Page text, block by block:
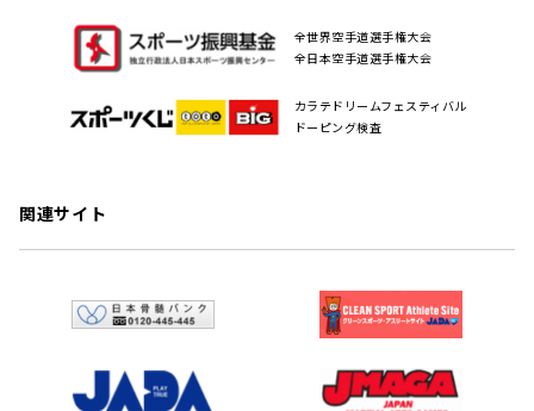
全世界空手道選手権大会
全日本空手道選手権大会
カラテドリームフェスティバル
ドーピング検査
関連サイト